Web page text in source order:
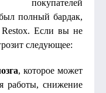
покупателей
полный бардак,
Если вы не
следующее:
, которое может
работы, снижение